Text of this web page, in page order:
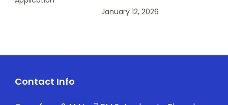
January 12, 2026
Contact Info